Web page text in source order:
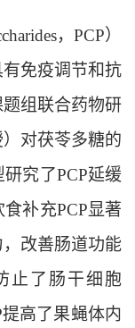
，PCP）
免疫调节和抗
组联合药物研
对茯苓多糖的
究了PCP延缓
补充PCP显著
改善肠道功能
止了肠干细胞
提高了果蝇体内